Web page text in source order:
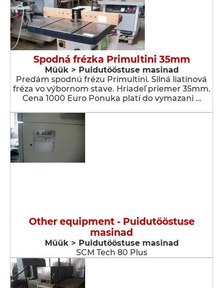
Spodná frézka Primultini 35mm
Müük > Puidutööstuse masinad
Predám spodnú frézu Primultini. Silná liatinová
fréza vo výbornom stave. Hriadeľ priemer 35mm.
Cena 1000 Euro Ponuka platí do vymazani …
Other equipment - Puidutööstuse
masinad
Müük > Puidutööstuse masinad
SCM Tech 80 Plus